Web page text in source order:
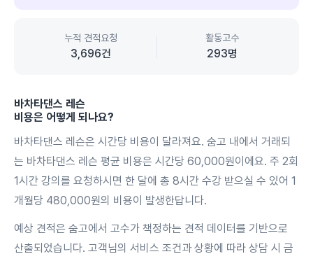
누적 견적요청
3,696건
활동고수
293명
바차타댄스 레슨
비용은 어떻게 되나요?
바차타댄스 레슨은 시간당 비용이 달라져요. 숨고 내에서 거래되
는 바차타댄스 레슨 평균 비용은 시간당 60,000원이에요. 주 2회
1시간 강의를 요청하시면 한 달에 총 8시간 수강 받으실 수 있어 1
개월당 480,000원의 비용이 발생한답니다.
예상 견적은 숨고에서 고수가 책정하는 견적 데이터를 기반으로
산출되었습니다. 고객님의 서비스 조건과 상황에 따라 상담 시 금